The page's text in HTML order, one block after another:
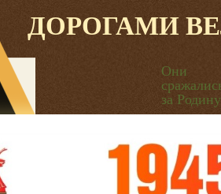
ДОРОГАМИ
Они
за Родину